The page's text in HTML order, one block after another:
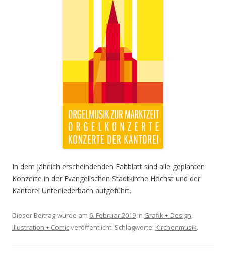
In dem jährlich erscheindenden Faltblatt sind alle geplanten
Konzerte in der Evangelischen Stadtkirche Höchst und der
Kantorei Unterliederbach aufgeführt.
Dieser Beitrag wurde am 6. Februar 2019 in Grafik + Design,
Illustration + Comicveröffentlicht. Schlagworte: Kirchenmusik.